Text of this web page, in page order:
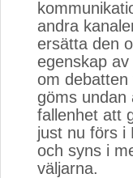
andra
ersätta den
egenskap
om
göms undan
fallenhet att
just nu förs i
och syns i
väljarna.